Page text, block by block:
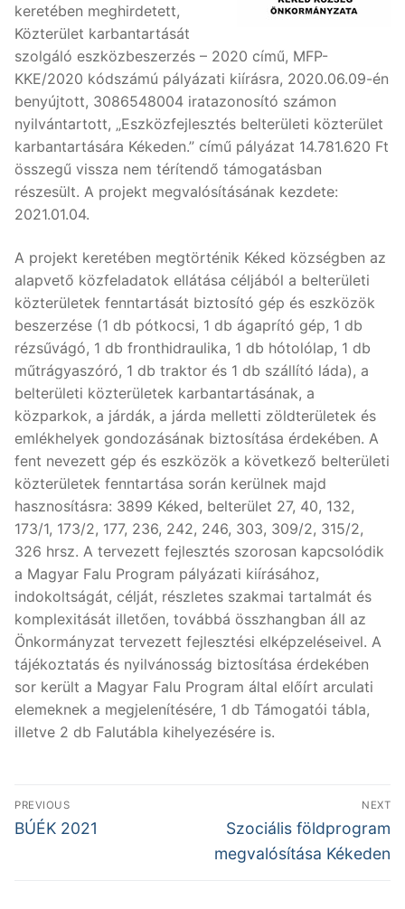
keretében meghirdetett,
Közterület karbantartását
szolgáló eszközbeszerzés – 2020 című, MFP-
KKE/2020 kódszámú pályázati kiírásra, 2020.06.09-én
benyújtott, 3086548004 iratazonosító számon
nyilvántartott, „Eszközfejlesztés belterületi közterület
karbantartására Kékeden.” című pályázat 14.781.620 Ft
összegű vissza nem térítendő támogatásban
részesült. A projekt megvalósításának kezdete:
2021.01.04.
A projekt keretében megtörténik Kéked községben az
alapvető közfeladatok ellátása céljából a belterületi
közterületek fenntartását biztosító gép és eszközök
beszerzése (1 db pótkocsi, 1 db ágaprító gép, 1 db
rézsűvágó, 1 db fronthidraulika, 1 db hótolólap, 1 db
műtrágyaszóró, 1 db traktor és 1 db szállító láda), a
belterületi közterületek karbantartásának, a
közparkok, a járdák, a járda melletti zöldterületek és
emlékhelyek gondozásának biztosítása érdekében. A
fent nevezett gép és eszközök a következő belterületi
közterületek fenntartása során kerülnek majd
hasznosításra: 3899 Kéked, belterület 27, 40, 132,
173/1, 173/2, 177, 236, 242, 246, 303, 309/2, 315/2,
326 hrsz. A tervezett fejlesztés szorosan kapcsolódik
a Magyar Falu Program pályázati kiírásához,
indokoltságát, célját, részletes szakmai tartalmát és
komplexitását illetően, továbbá összhangban áll az
Önkormányzat tervezett fejlesztési elképzeléseivel. A
tájékoztatás és nyilvánosság biztosítása érdekében
sor került a Magyar Falu Program által előírt arculati
elemeknek a megjelenítésére, 1 db Támogatói tábla,
illetve 2 db Falutábla kihelyezésére is.
Bejegyzés
navigáció
PREVIOUS
Previous
BÚÉK 2021
NEXT
Next
post:
Szociális földprogram
megvalósítása Kékeden